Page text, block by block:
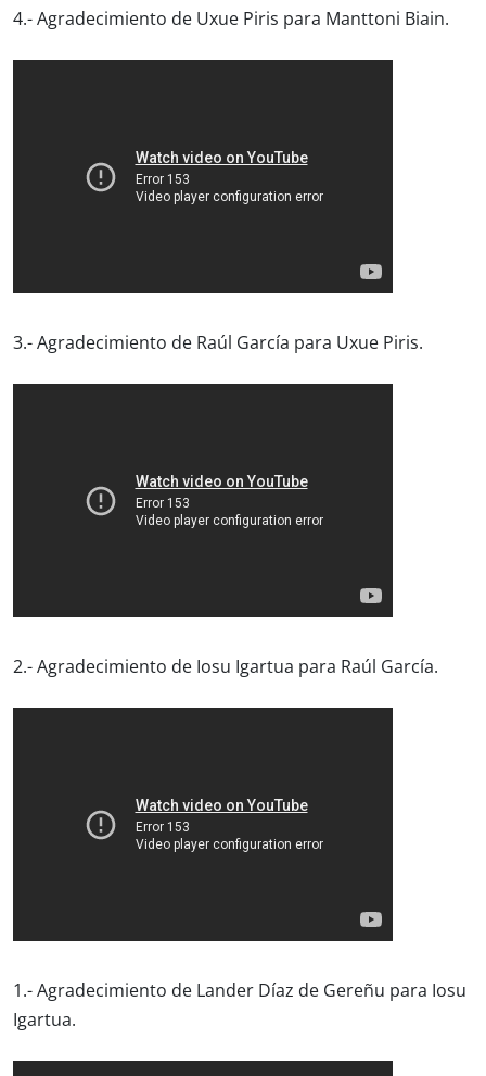
4.- Agradecimiento de Uxue Piris para Manttoni Biain.
3.- Agradecimiento de Raúl García para Uxue Piris.
2.- Agradecimiento de Iosu Igartua para Raúl García.
1.- Agradecimiento de Lander Díaz de Gereñu para Iosu
Igartua.